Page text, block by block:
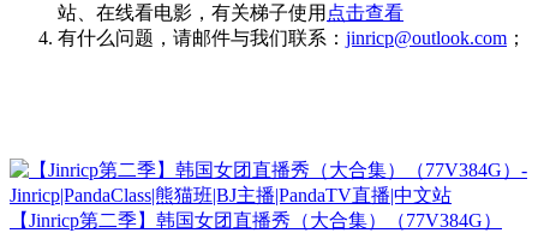
站、在线看电影，有关梯子使用 点击查看
有什么问题，请邮件与我们联系： jinricp@outlook.com ；
【Jinricp第二季】韩国女团直播秀（大合集）（77V384G）